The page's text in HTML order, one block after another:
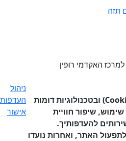
אנו משתמשים בעוגיות (Cookies) ובטכנולוגיות דומות
שיפור חוויית
להעדפותיך.
האתר, ואחרות נועדו
ניהול
העדפות
אישור